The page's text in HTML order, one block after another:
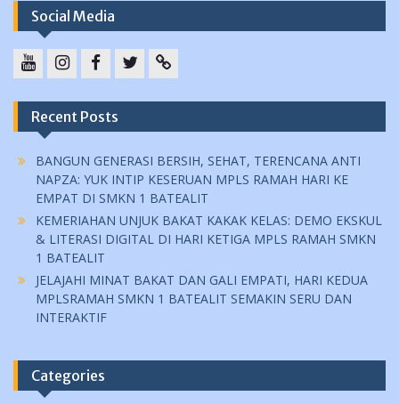
Social Media
Recent Posts
BANGUN GENERASI BERSIH, SEHAT, TERENCANA ANTI
NAPZA: YUK INTIP KESERUAN MPLS RAMAH HARI KE
EMPAT DI SMKN 1 BATEALIT
KEMERIAHAN UNJUK BAKAT KAKAK KELAS: DEMO EKSKUL
& LITERASI DIGITAL DI HARI KETIGA MPLS RAMAH SMKN
1 BATEALIT
JELAJAHI MINAT BAKAT DAN GALI EMPATI, HARI KEDUA
MPLSRAMAH SMKN 1 BATEALIT SEMAKIN SERU DAN
INTERAKTIF
Categories